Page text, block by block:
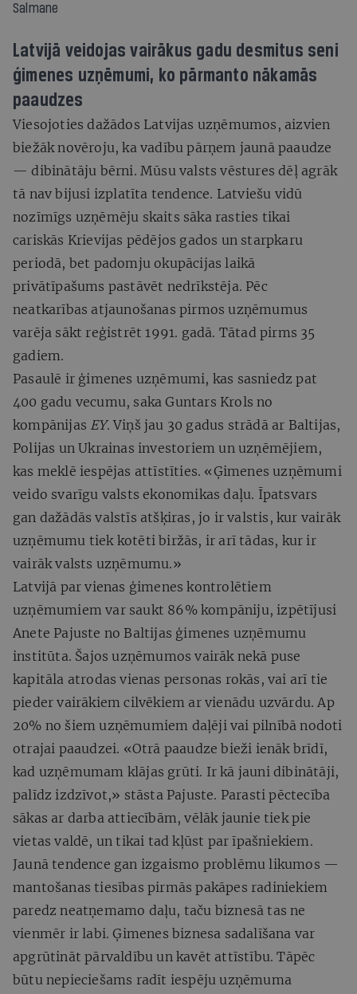
Salmane
Latvijā veidojas vairākus gadu desmitus seni
ģimenes uzņēmumi, ko pārmanto nākamās
paaudzes
Viesojoties dažādos Latvijas uzņēmumos, aizvien
biežāk novēroju, ka vadību pārņem jaunā paaudze
— dibinātāju bērni. Mūsu valsts vēstures dēļ agrāk
tā nav bijusi izplatīta tendence. Latviešu vidū
nozīmīgs uzņēmēju skaits sāka rasties tikai
cariskās Krievijas pēdējos gados un starpkaru
periodā, bet padomju okupācijas laikā
privātīpašums pastāvēt nedrīkstēja. Pēc
neatkarības atjaunošanas pirmos uzņēmumus
varēja sākt reģistrēt 1991. gadā. Tātad pirms 35
gadiem.
Pasaulē ir ģimenes uzņēmumi, kas sasniedz pat
400 gadu vecumu, saka Guntars Krols no
kompānijas EY. Viņš jau 30 gadus strādā ar Baltijas,
Polijas un Ukrainas investoriem un uzņēmējiem,
kas meklē iespējas attīstīties. «Ģimenes uzņēmumi
veido svarīgu valsts ekonomikas daļu. Īpatsvars
gan dažādās valstīs atšķiras, jo ir valstis, kur vairāk
uzņēmumu tiek kotēti biržās, ir arī tādas, kur ir
vairāk valsts uzņēmumu.»
Latvijā par vienas ģimenes kontrolētiem
uzņēmumiem var saukt 86% kompāniju, izpētījusi
Anete Pajuste no Baltijas ģimenes uzņēmumu
institūta. Šajos uzņēmumos vairāk nekā puse
kapitāla atrodas vienas personas rokās, vai arī tie
pieder vairākiem cilvēkiem ar vienādu uzvārdu. Ap
20% no šiem uzņēmumiem daļēji vai pilnībā nodoti
otrajai paaudzei. «Otrā paaudze bieži ienāk brīdī,
kad uzņēmumam klājas grūti. Ir kā jauni dibinātāji,
palīdz izdzīvot,» stāsta Pajuste. Parasti pēctecība
sākas ar darba attiecībām, vēlāk jaunie tiek pie
vietas valdē, un tikai tad kļūst par īpašniekiem.
Jaunā tendence gan izgaismo problēmu likumos —
mantošanas tiesības pirmās pakāpes radiniekiem
paredz neatņemamo daļu, taču biznesā tas ne
vienmēr ir labi. Ģimenes biznesa sadalīšana var
apgrūtināt pārvaldību un kavēt attīstību. Tāpēc
būtu nepieciešams radīt iespēju uzņēmuma